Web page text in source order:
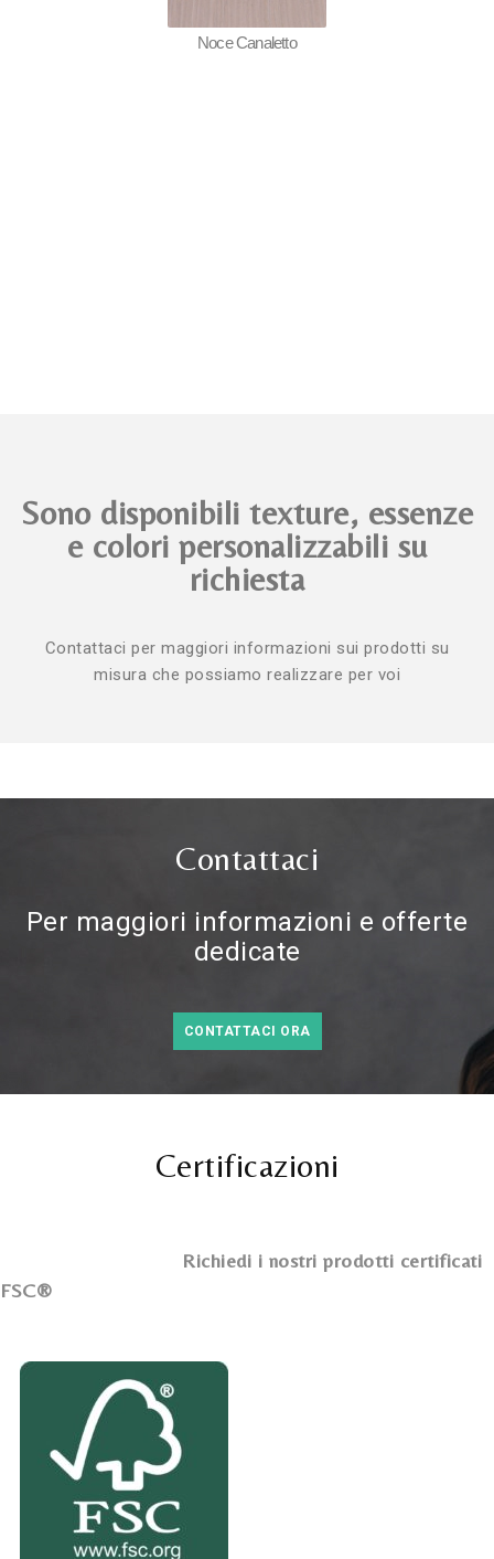
Noce Canaletto
Sono disponibili texture, essenze
e colori personalizzabili su
richiesta
Contattaci per maggiori informazioni sui prodotti su
misura che possiamo realizzare per voi
Contattaci
Per maggiori informazioni e offerte
dedicate
CONTATTACI ORA
Certificazioni
Richiedi i nostri prodotti certificati
FSC®